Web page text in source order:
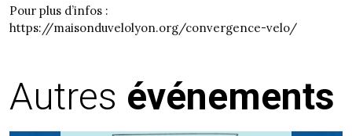
Pour plus d’infos :
https://maisonduvelolyon.org/convergence-velo/
Autres événements